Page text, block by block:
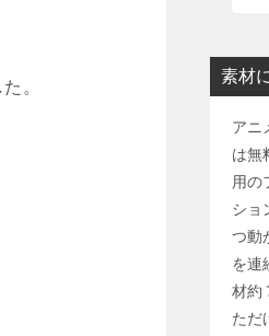
。
素材
アニ
は無
用の
ショ
つ動
を連
材約
ただ